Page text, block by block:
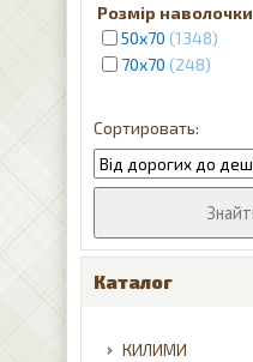
фіолетовий 2
чорний 5
Розмір наволочки
50х70 1348
70x70 248
Каталог
КИЛИМИ